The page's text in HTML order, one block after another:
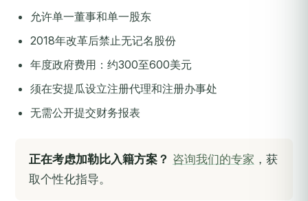
允许单一董事和单一股东
2018年改革后禁止无记名股份
年度政府费用：约300至600美元
须在安提瓜设立注册代理和注册办事处
无需公开提交财务报表
正在考虑加勒比入籍方案？ 咨询我们的专家 ，获
取个性化指导。